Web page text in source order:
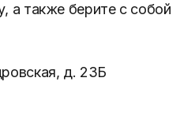
а также берите с собой
д. 23Б